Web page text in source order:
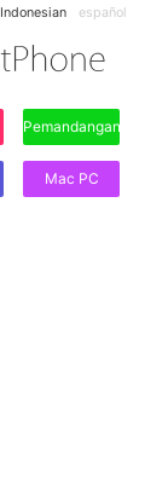
Indonesian español
Pemandangan
Mac PC